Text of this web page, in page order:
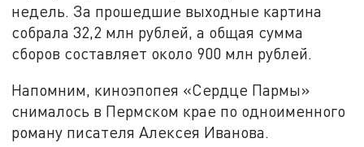
недель. За прошедшие выходные картина
собрала 32,2 млн рублей, а общая сумма
сборов составляет около 900 млн рублей.
Напомним, киноэпопея «Сердце Пармы»
снималось в Пермском крае по одноименного
роману писателя Алексея Иванова.